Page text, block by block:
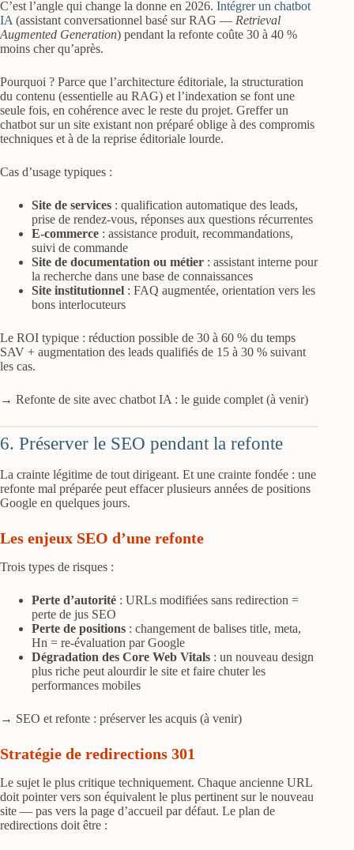
C’est l’angle qui change la donne en 2026. Intégrer un chatbot
IA (assistant conversationnel basé sur RAG — Retrieval
Augmented Generation) pendant la refonte coûte 30 à 40 %
moins cher qu’après.
Pourquoi ? Parce que l’architecture éditoriale, la structuration
du contenu (essentielle au RAG) et l’indexation se font une
seule fois, en cohérence avec le reste du projet. Greffer un
chatbot sur un site existant non préparé oblige à des compromis
techniques et à de la reprise éditoriale lourde.
Cas d’usage typiques :
Site de services : qualification automatique des leads,
prise de rendez-vous, réponses aux questions récurrentes
E-commerce : assistance produit, recommandations,
suivi de commande
Site de documentation ou métier : assistant interne pour
la recherche dans une base de connaissances
Site institutionnel : FAQ augmentée, orientation vers les
bons interlocuteurs
Le ROI typique : réduction possible de 30 à 60 % du temps
SAV + augmentation des leads qualifiés de 15 à 30 % suivant
les cas.
→ Refonte de site avec chatbot IA : le guide complet (à venir)
6. Préserver le SEO pendant la refonte
La crainte légitime de tout dirigeant. Et une crainte fondée : une
refonte mal préparée peut effacer plusieurs années de positions
Google en quelques jours.
Les enjeux SEO d’une refonte
Trois types de risques :
Perte d’autorité : URLs modifiées sans redirection =
perte de jus SEO
Perte de positions : changement de balises title, meta,
Hn = re-évaluation par Google
Dégradation des Core Web Vitals : un nouveau design
plus riche peut alourdir le site et faire chuter les
performances mobiles
→ SEO et refonte : préserver les acquis (à venir)
Stratégie de redirections 301
Le sujet le plus critique techniquement. Chaque ancienne URL
doit pointer vers son équivalent le plus pertinent sur le nouveau
site — pas vers la page d’accueil par défaut. Le plan de
redirections doit être :